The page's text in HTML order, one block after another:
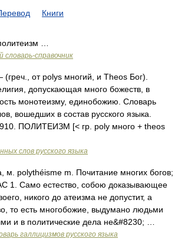
Книги
…
справочник
(греч., от polys многий, и Theos Бог).
допускающая много божеств, в
монотеизму, единобожию. Словарь
вошедших в состав русского языка.
ПОЛИТЕИЗМ [< гр. poly много + theos
слов русского языка
м. polythéisme m. Почитание многих богов;
1. Само естество, собою доказывающее
никого до атеизма не допустит, а
то есть многобожие, выдумано людьми
и в политические дела не&#8230; …
галлицизмов русского языка